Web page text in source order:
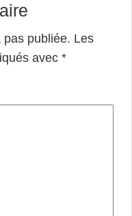
pas publiée. Les
avec *